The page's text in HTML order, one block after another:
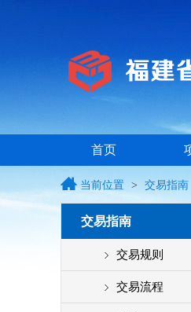
首页
当前位置 > 交易指南
交易指南
交易规则
交易流程